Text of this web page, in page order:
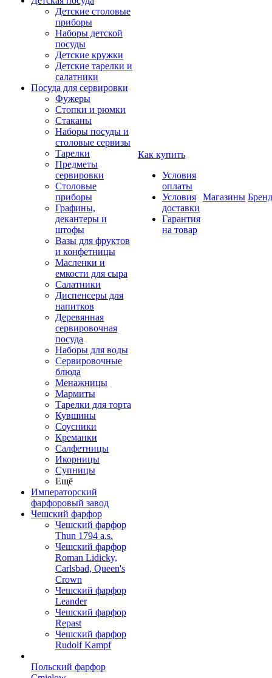
Детские столовые
приборы
Наборы детской
посуды
Детские кружки
Детские тарелки и
салатники
Посуда для сервировки
Фужеры
Стопки и рюмки
Стаканы
Наборы посуды и
столовые сервизы
Тарелки
Предметы
сервировки
Столовые
приборы
Графины,
декантеры и
штофы
Вазы для фруктов
и конфетницы
Масленки и
емкости для сыра
Салатники
Диспенсеры для
напитков
Деревянная
сервировочная
посуда
Наборы для воды
Сервировочные
блюда
Менажницы
Мармиты
Тарелки для торта
Кувшины
Соусники
Креманки
Салфетницы
Икорницы
Супницы
Ещё
Императорский
фарфоровый завод
Чешский фарфор
Чешский фарфор
Thun 1794 a.s.
Чешский фарфор
Roman Lidicky,
Carlsbad, Queen's
Crown
Чешский фарфор
Leander
Чешский фарфор
Repast
Чешский фарфор
Rudolf Kampf
Польский фарфор
Как купить
Условия
оплаты
Условия
доставки
Гарантия
на товар
Магазины